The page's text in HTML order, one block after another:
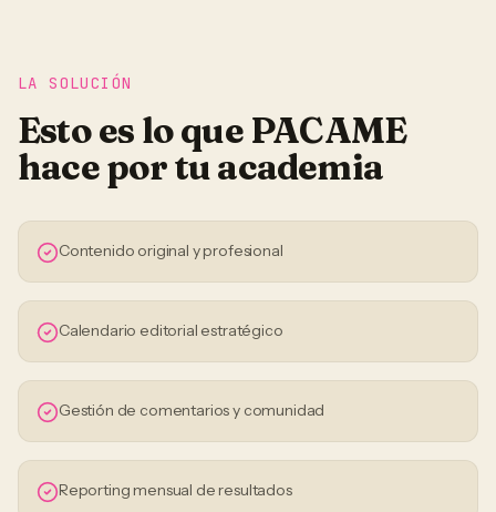
LA SOLUCIÓN
Esto es lo que PACAME
hace por tuacademia
Contenido original y profesional
Calendario editorial estratégico
Gestión de comentarios y comunidad
Reporting mensual de resultados